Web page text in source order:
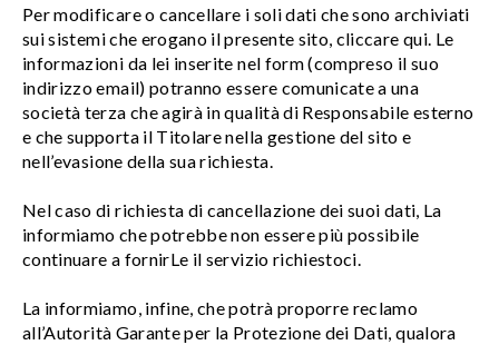
Per modificare o cancellare i soli dati che sono archiviati
sui sistemi che erogano il presente sito, cliccare qui. Le
informazioni da lei inserite nel form (compreso il suo
indirizzo email) potranno essere comunicate a una
società terza che agirà in qualità di Responsabile esterno
e che supporta il Titolare nella gestione del sito e
nell’evasione della sua richiesta.
Nel caso di richiesta di cancellazione dei suoi dati, La
informiamo che potrebbe non essere più possibile
continuare a fornirLe il servizio richiestoci.
La informiamo, infine, che potrà proporre reclamo
all’Autorità Garante per la Protezione dei Dati, qualora